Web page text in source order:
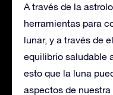
A través de la
herramientas para
lunar, y a través de
equilibrio saludable
esto que la luna
aspectos de nuestra